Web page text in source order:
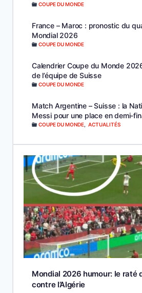
COUPE DU MONDE
France – Maroc : pronostic du
Mondial 2026
COUPE DU MONDE
Calendrier Coupe du Monde
de l’équipe de Suisse
COUPE DU MONDE
Match Argentine – Suisse : la
Messi pour une place en demi-
COUPE DU MONDE ACTUALITÉS
Mondial 2026 humour: le raté
contre l’Algérie